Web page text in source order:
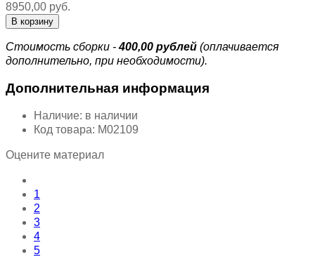
8950,00 руб.
Стоимость сборки -400,00 рублей (оплачивается
дополнительно, при необходимости).
Дополнительная информация
Наличие: в наличии
Код товара: М02109
Оцените материал
1
2
3
4
5